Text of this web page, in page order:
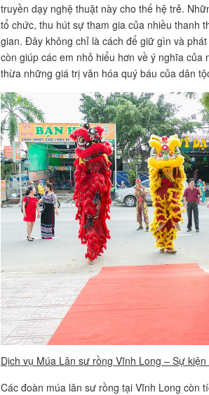
truyền dạy nghệ thuật này cho thế hệ trẻ.
tổ chức, thu hút sự tham gia của nhiều thanh
gian. Đây không chỉ là cách để giữ gìn và
còn giúp các em nhỏ hiểu hơn về ý nghĩa
thừa những giá trị văn hóa quý báu của dân
Dịch vụ Múa Lân sư rồng Vĩnh Long – Sự
Các đoàn múa lân sư rồng tại Vĩnh Long còn